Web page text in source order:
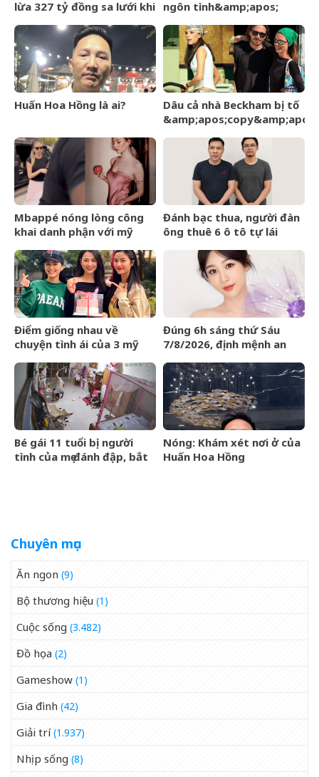
lừa 327 tỷ đồng sa lưới khi ngôn tình&amp;apos;
U60 vẫn như thanh niên
Huấn Hoa Hồng là ai?
Dâu cả nhà Beckham bị tố
&amp;apos;copy&amp;apos;
Victoria giữa sóng gió gia
Mbappé nóng lòng công
khai danh phận với mỹ
rồi
Đánh bạc thua, người đàn
ông thuê 6 ô tô tự lái
Điểm giống nhau về
chuyện tình ái của 3 mỹ
Đúng 6h sáng thứ Sáu
7/8/2026, định mệnh an
như cá chép hóa rồng,
giàu có lên bất chấp
Bé gái 11 tuổi bị người
tình của mẹ đánh đập, bắt
Nóng: Khám xét nơi ở của
Huấn Hoa Hồng
Chuyên mục
Ăn ngon (9)
Bộ thương hiệu (1)
Cuộc sống (3.482)
Đồ họa (2)
Gameshow (1)
Gia đình (42)
Giải trí(1.937)
Nhịp sống (8)